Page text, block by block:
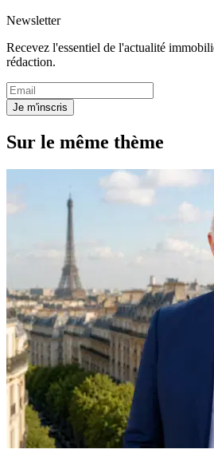
Newsletter
Recevez l'essentiel de l'actualité
rédaction.
Je m'inscris
Sur le même thème